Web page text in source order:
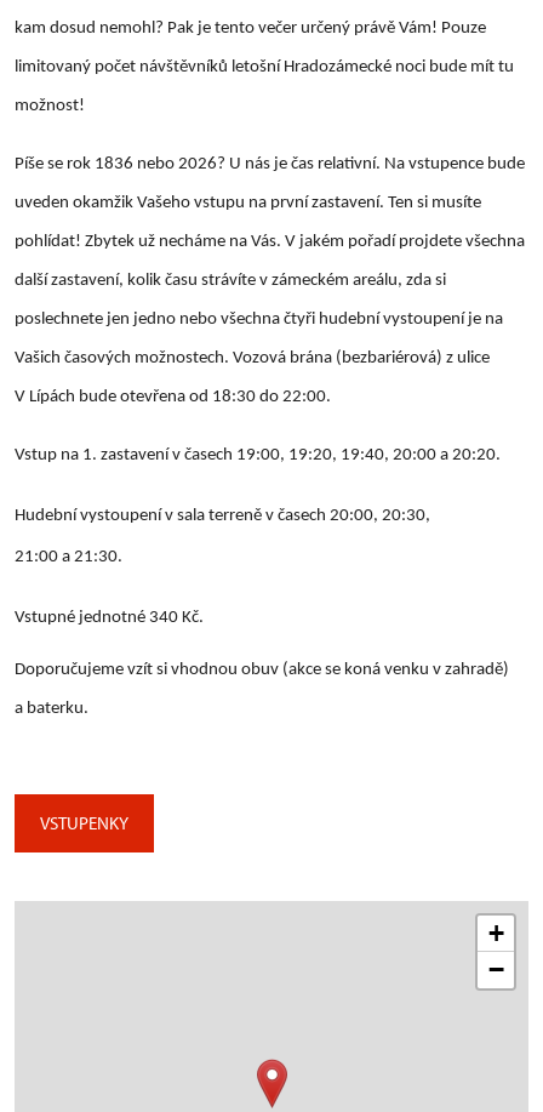
kam dosud nemohl? Pak je tento večer určený právě Vám! Pouze
limitovaný počet návštěvníků letošní Hradozámecké noci bude mít tu
možnost!
Píše se rok 1836 nebo 2026? U nás je čas relativní. Na vstupence bude
uveden okamžik Vašeho vstupu na první zastavení. Ten si musíte
pohlídat! Zbytek už necháme na Vás. V jakém pořadí projdete všechna
další zastavení, kolik času strávíte v zámeckém areálu, zda si
poslechnete jen jedno nebo všechna čtyři hudební vystoupení je na
Vašich časových možnostech. Vozová brána (bezbariérová) z ulice
V Lípách bude otevřena od 18:30 do 22:00.
Vstup na 1. zastavení v časech 19:00, 19:20, 19:40, 20:00 a 20:20.
Hudební vystoupení v sala terreně v časech 20:00, 20:30,
21:00 a 21:30.
Vstupné jednotné 340 Kč.
Doporučujeme vzít si vhodnou obuv (akce se koná venku v zahradě)
a baterku.
VSTUPENKY
+
−